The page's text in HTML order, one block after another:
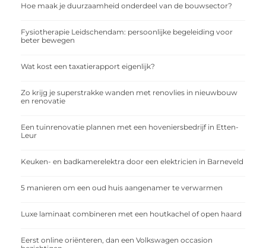
Hoe maak je duurzaamheid onderdeel van de bouwsector?
Fysiotherapie Leidschendam: persoonlijke begeleiding voor
beter bewegen
Wat kost een taxatierapport eigenlijk?
Zo krijg je superstrakke wanden met renovlies in nieuwbouw
en renovatie
Een tuinrenovatie plannen met een hoveniersbedrijf in Etten-
Leur
Keuken- en badkamerelektra door een elektricien in Barneveld
5 manieren om een oud huis aangenamer te verwarmen
Luxe laminaat combineren met een houtkachel of open haard
Eerst online oriënteren, dan een Volkswagen occasion